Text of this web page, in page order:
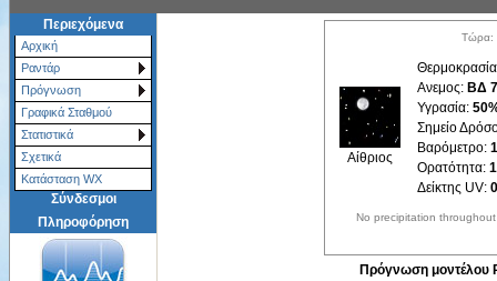
Περιεχόμενα
Αρχική
Ραντάρ
Πρόγνωση
Γραφικά Σταθμού
Στατιστικά
Σχετικά
Κατάσταση WX
Σύνδεσμοι
Πληροφόρηση
Τώρα:
Αίθριος
Ανεμος: ΒΔ
Υγρασία:
Σημείο
Βαρόμετρο:
Ορατότητα:
Δείκτης UV: 0
No precipitation
Πρόγνωση μοντέλου